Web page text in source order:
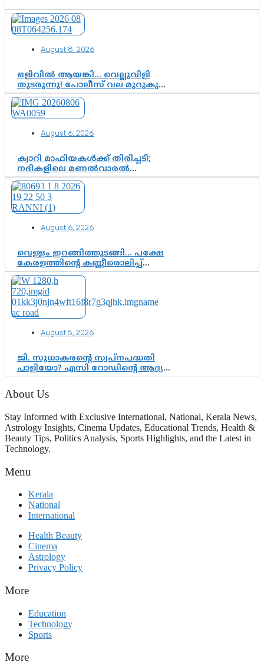
August 8, 2026
ഒളിവിൽ ആയങ്കി… വെല്ലുവിളി
തുടരുന്നു! പോലീസ് വല മുറുകുന്നു;
പിടികൂടാൻ SIT രംഗത്ത്. ഇനി ചോദ്യം
ആയങ്കി എവിടെ എന്നത് മാത്രം അല്ല
—ആയങ്കി കസ്റ്റഡിയിലായാൽ
വിവരങ്ങൾ?”
August 6, 2026
ക്വാറി മാഫിയകൾക്ക് തിരിച്ചടി;
നദികളിലെ മണൽവാരൽ
പുനരാരംഭിക്കാൻ വി.ഡി. സർക്കാർ
തീരുമാനം
August 6, 2026
വെള്ളം ഇറങ്ങിത്തുടങ്ങി… പക്ഷേ
കേരളത്തിന്റെ കണ്ണീരൊലിപ്പ്
എന്നവസാനിക്കും?
August 5, 2026
ജി. സുധാകരന്റെ സ്വപ്നപദ്ധതി
പാളിയോ? എസി റോഡിന്റെ ആദ്യ
പ്രളയപരീക്ഷയിൽ ഉയരുന്നത്
ഗുരുതര ചോദ്യങ്ങൾ
About Us
Stay Informed with Exclusive International, National, Kerala News,
Astrology Insights, Cinema Updates, Educational Trends, Health &
Beauty Tips, Politics Analysis, Sports Highlights, and the Latest in
Technology.
Menu
Kerala
National
International
Health Beauty
Cinema
Astrology
Privacy Policy
More
Education
Technology
Sports
More